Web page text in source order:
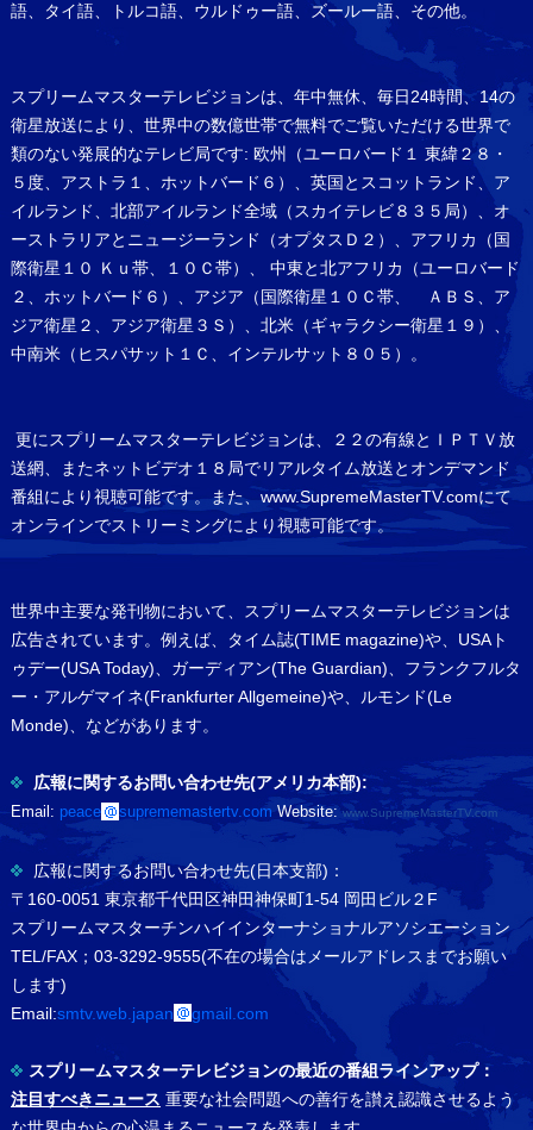
語、タイ語、トルコ語、ウルドゥー語、ズールー語、その他。
スプリームマスターテレビジョンは、年中無休、毎日24時間、14の
衛星放送により、世界中の数億世帯で無料でご覧いただける世界で
類のない発展的なテレビ局です: 欧州（ユーロバード１ 東緯２８・
５度、アストラ１、ホットバード６）、英国とスコットランド、ア
イルランド、北部アイルランド全域（スカイテレビ８３５局）、オ
ーストラリアとニュージーランド（オプタスＤ２）、アフリカ（国
際衛星１０ Ｋｕ帯、１０Ｃ帯）、 中東と北アフリカ（ユーロバード
２、ホットバード６）、アジア（国際衛星１０Ｃ帯、 ＡＢＳ、ア
ジア衛星２、アジア衛星３Ｓ）、北米（ギャラクシー衛星１９）、
中南米（ヒスパサット１Ｃ、インテルサット８０５）。
更にスプリームマスターテレビジョンは、２２の有線とＩＰＴＶ放
送網、またネットビデオ１８局でリアルタイム放送とオンデマンド
番組により視聴可能です。また、www.SupremeMasterTV.comにて
オンラインでストリーミングにより視聴可能です。
世界中主要な発刊物において、スプリームマスターテレビジョンは
広告されています。例えば、タイム誌(TIME magazine)や、USAト
ゥデー(USA Today)、ガーディアン(The Guardian)、フランクフルタ
ー・アルゲマイネ(Frankfurter Allgemeine)や、ルモンド(Le
Monde)、などがあります。
広報に関するお問い合わせ先(アメリカ本部):
Email: peace suprememastertv.comWebsite:www.SupremeMasterTV.com
広報に関するお問い合わせ先(日本支部)：
〒160-0051 東京都千代田区神田神保町1-54 岡田ビル２F
スプリームマスターチンハイインターナショナルアソシエーション
TEL/FAX；03-3292-9555(不在の場合はメールアドレスまでお願い
します)
Email:smtv.web.japan gmail.com
スプリームマスターテレビジョンの最近の番組ラインアップ：
注目すべきニュース 重要な社会問題への善行を讃え認識させるよう